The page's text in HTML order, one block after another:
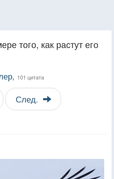
того, как растут его
101 цитата
След.